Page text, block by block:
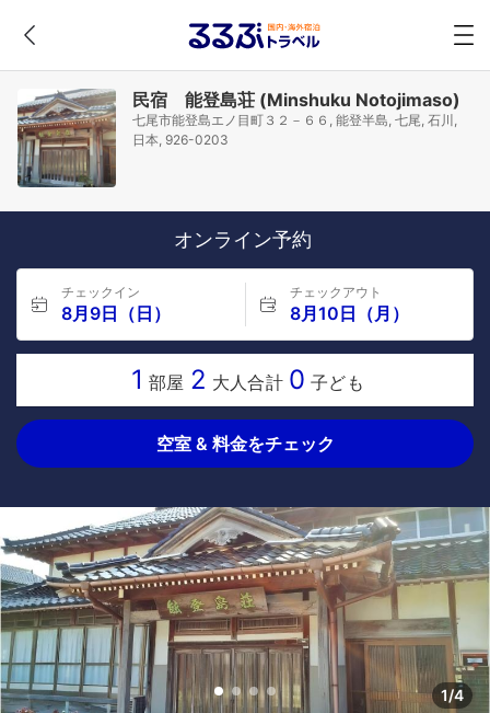
民宿 能登島荘 (Minshuku Notojimaso)
七尾市能登島エノ目町３２－６６, 能登半島, 七尾, 石川,
日本, 926-0203
オンライン予約
チェックイン
8月9日（日）
チェックアウト
8月10日（月）
1 部屋 2 大人合計 0 子ども
空室 & 料金をチェック
1/4